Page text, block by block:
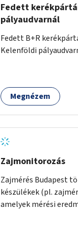
Fedett
pályaudvarnál
Fedett B+R
Kelenföldi
Megnézem
Zajmonitorozás
Zajmérés Budapest
készülékek (pl.
amelyek mérési